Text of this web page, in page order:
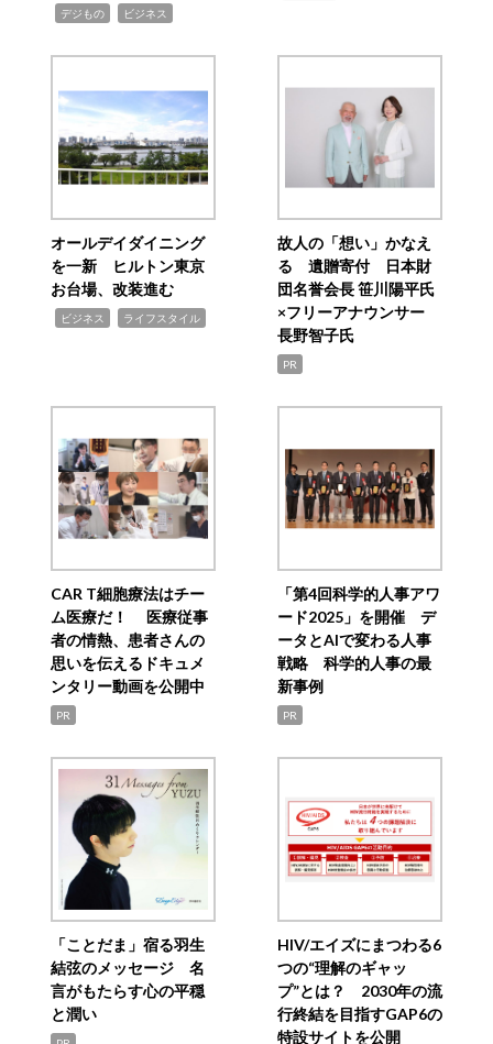
デジもの ビジネス
オールデイダイニング
を一新 ヒルトン東京
お台場、改装進む
ビジネス ライフスタイル
故人の「想い」かなえ
る 遺贈寄付 日本財
団名誉会長 笹川陽平氏
×フリーアナウンサー
長野智子氏
PR
CAR T細胞療法はチー
ム医療だ！ 医療従事
者の情熱、患者さんの
思いを伝えるドキュメ
ンタリー動画を公開中
PR
「第4回科学的人事アワ
ード2025」を開催 デ
ータとAIで変わる人事
戦略 科学的人事の最
新事例
PR
「ことだま」宿る羽生
結弦のメッセージ 名
言がもたらす心の平穏
と潤い
HIV/エイズにまつわる6
つの“理解のギャッ
プ”とは？ 2030年の流
行終結を目指すGAP6の
特設サイトを公開